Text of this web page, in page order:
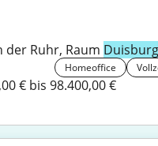
der Ruhr, Raum Duisburg
Homeoffice
€ bis 98.400,00 €